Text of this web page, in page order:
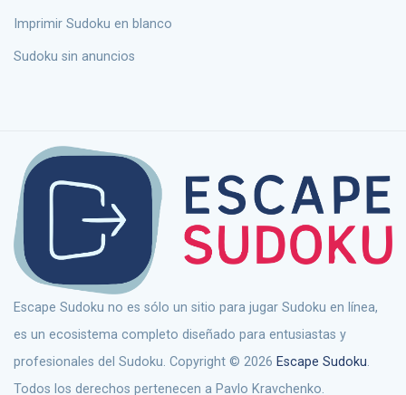
Imprimir Sudoku en blanco
Sudoku sin anuncios
Escape Sudoku no es sólo un sitio para jugar Sudoku en línea,
es un ecosistema completo diseñado para entusiastas y
profesionales del Sudoku. Copyright © 2026 Escape Sudoku.
Todos los derechos pertenecen a Pavlo Kravchenko.